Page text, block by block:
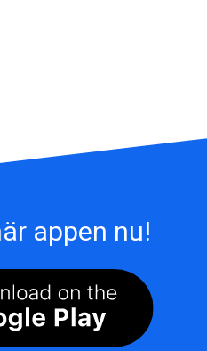
appen nu!